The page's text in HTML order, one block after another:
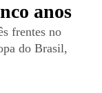
anos
frentes no
do Brasil,